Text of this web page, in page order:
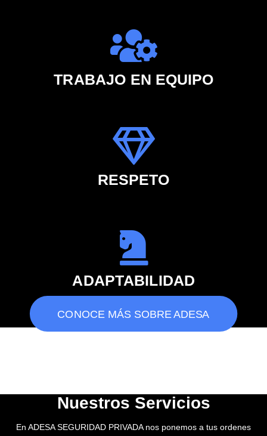
TRABAJO EN EQUIPO
RESPETO
ADAPTABILIDAD
CONOCE MÁS SOBRE ADESA
Nuestros Servicios
En ADESA SEGURIDAD PRIVADA nos ponemos a tus ordenes